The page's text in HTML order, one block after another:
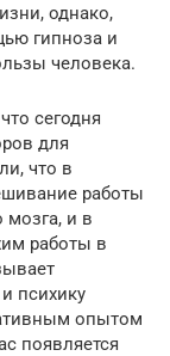
однако,
гипноза и
человека.
сегодня
для
что в
работы
мозга, и в
работы в
психику
опытом
появляется